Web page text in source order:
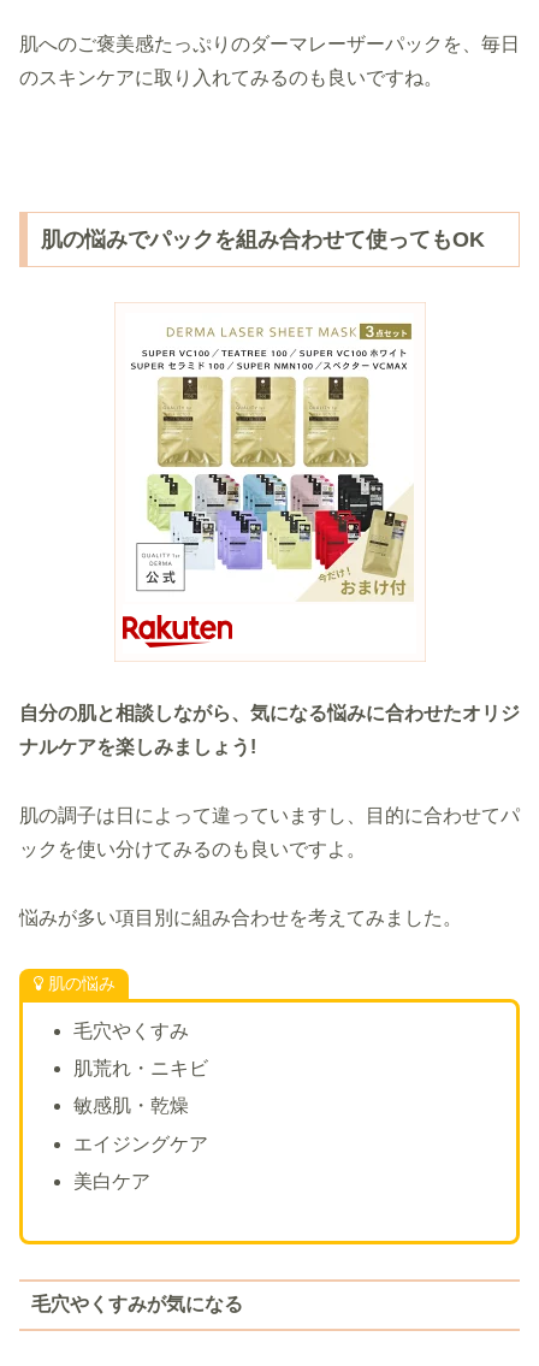
肌へのご褒美感たっぷりのダーマレーザーパックを、毎日
のスキンケアに取り入れてみるのも良いですね。
肌の悩みでパックを組み合わせて使ってもOK
自分の肌と相談しながら、気になる悩みに合わせたオリジ
ナルケアを楽しみましょう!
肌の調子は日によって違っていますし、目的に合わせてパ
ックを使い分けてみるのも良いですよ。
悩みが多い項目別に組み合わせを考えてみました。
肌の悩み
毛穴やくすみ
肌荒れ・ニキビ
敏感肌・乾燥
エイジングケア
美白ケア
毛穴やくすみが気になる